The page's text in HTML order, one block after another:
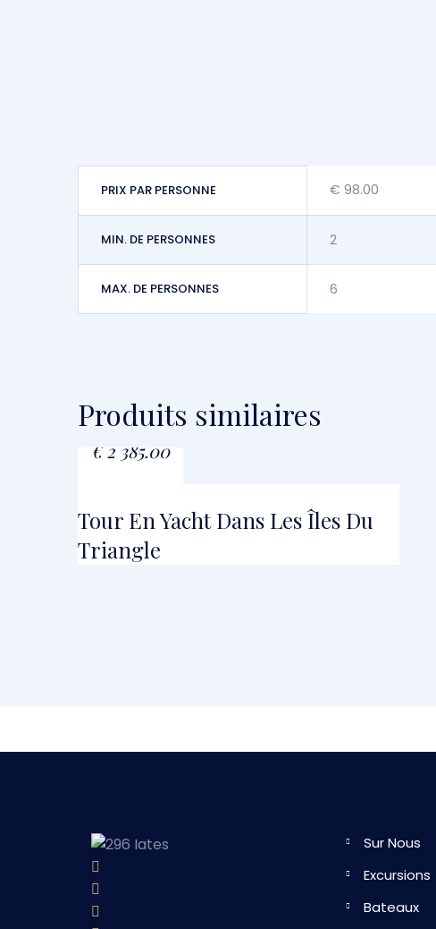
PRIX PAR PERSONNE € 98.00
MIN. DE PERSONNES 2
MAX. DE PERSONNES 6
Produits similaires
€2 385.00
Tour En Yacht Dans Les Îles Du
Triangle
Sur Nous
Excursions
Bateaux